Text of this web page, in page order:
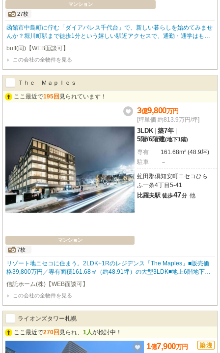
マンション
27枚
函館市中島町に佇む「ダイアパレス千代台」で、新しい暮らしを始めてみませ
んか？堀川町駅まで徒歩1分という嬉しい駅近アクセスで、通勤・通学はもち
ろん、お出かけもスマートに楽しめます。現在、大規模修繕が進行中となりま
す。壁クロスやクッションフローリングの張替え、畳の表替えなど、そのまま
住んでも良し！！リフォームで手を加えても良し！！！な物件です！！広々と
した2LDK（専有面積50.6㎡）は、お一人暮らしからご夫婦、小さなお子様が
いらっしゃるご家庭にもぴったり。東向きのバルコニーからは、心地よい朝日
が差し込むことでしょう。オートロックやモニタ付インターホンで安心のセキ
ュリティ。宅配BOXや追い焚き風呂、ガス暖房、二重サッシといった充実の設
病院、郵便局、小学校、中学校などが徒歩圏内に揃い、生活利便性もそろって
ます。閑静な住宅街に位置しているので、落ち着いた暮らしが叶います。駐車
場も2台分ご用意があり、お車をお持ちの方にも嬉しいですね。新しい魅力が
詰まったこのお部屋で、素敵な毎日を始...
buff(同)【WEB面談可】
この会社の全物件を見る
Ｔｈｅ Ｍａｐｌｅｓ
ここ最近で195回 見られています！
マンション
7枚
3億9,800万円
[坪単価 約813.9万円/坪]
3LDK 築7年
5階/6階建(地下1階)
専有
161.68m² (48.9坪)
駐車
－
虻田郡倶知安町ニセコひら
ふ一条4丁目5-41
比羅夫駅 徒歩47分 他
リゾート地ニセコに住まう。2LDK+1Rのレジデンス「The Maples」■販売価
格39,800万円／専有面積161.68㎡（約48.91坪）の大型3LDK■地上6階地下1
階建の5階部分に位置■2018年12月築・RC造・全73戸のリゾートマンション■
管理人常駐／運営・管理：NISADE × The Luxe Nomad■賃貸中（オーナーチ
ェンジ物件）■ニセコの自然と都市型快適設備を融合したハイグレード仕様
信託ホーム(株)【WEB面談可】
この会社の全物件を見る
ライオンズタワー札幌
ここ最近で270回 見られ、 1人が検討中！
1億7,900万円